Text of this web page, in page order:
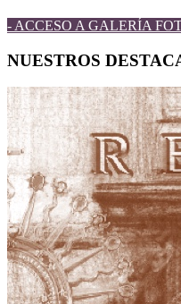
- ACCESO A GALERÍA
NUESTROS